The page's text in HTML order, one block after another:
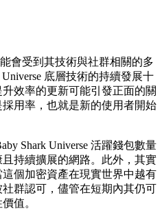
會受到其技術與社群相關的多
底層技術的持續發展十
效率的更新可能引發正面的關
用率，也就是新的使用者開始
Shark Universe 活躍錢包數量
持續擴展的網路。此外，其實
個加密資產在現實世界中越有
群認可，儘管在短期內其仍可
值。